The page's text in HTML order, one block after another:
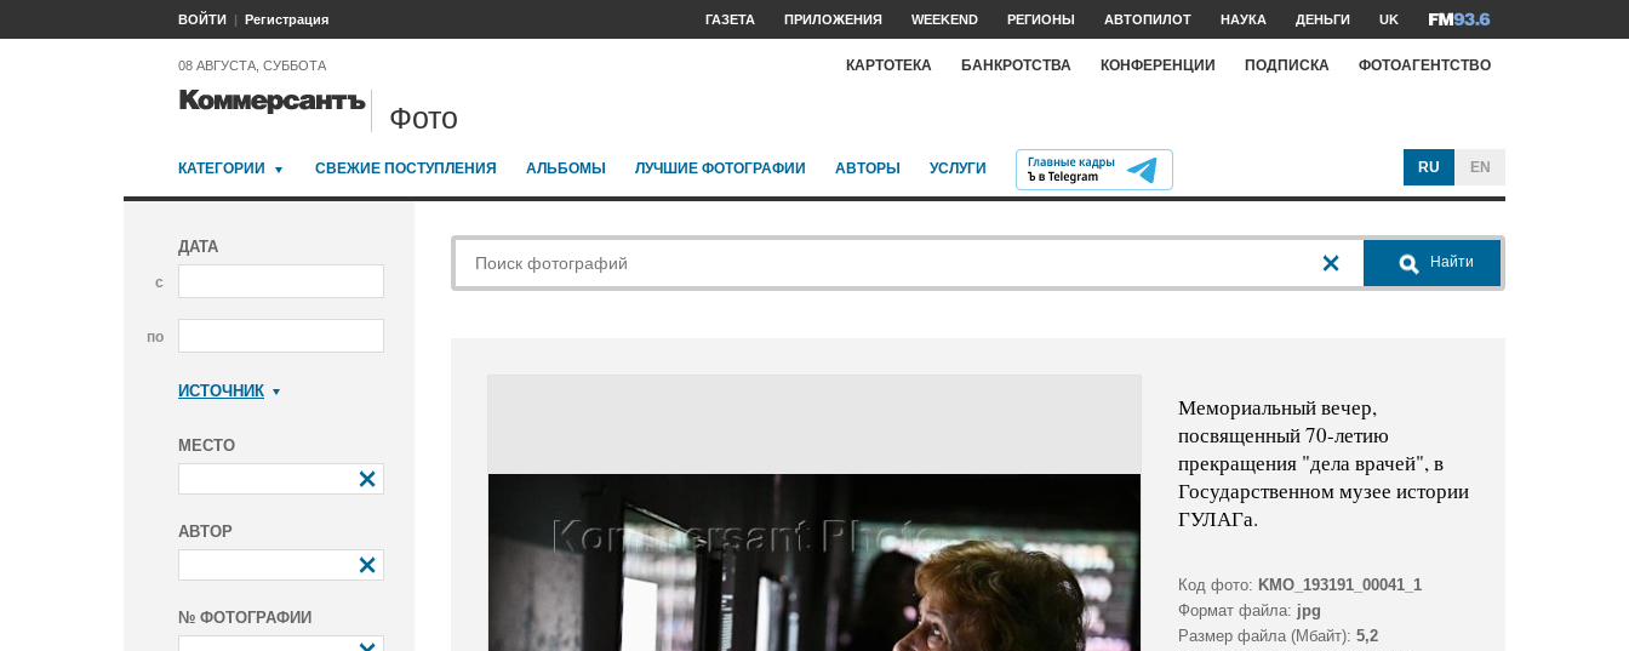
ВОЙТИ Регистрация ГАЗЕТА ПРИЛОЖЕНИЯ WEEKEND РЕГИОНЫ АВТОПИЛОТ НАУКА ДЕНЬГИ UK
08 АВГУСТА, СУББОТА КАРТОТЕКА БАНКРОТСТВА КОНФЕРЕНЦИИ ПОДПИСКА ФОТОАГЕНТСТВО
Фото
КАТЕГОРИИ СВЕЖИЕ ПОСТУПЛЕНИЯ АЛЬБОМЫ ЛУЧШИЕ ФОТОГРАФИИ АВТОРЫ УСЛУГИ RU EN
ДАТА
с
по
ИСТОЧНИК
МЕСТО
АВТОР
№ ФОТОГРАФИИ
Найти
Мемориальный вечер,
посвященный 70-летию
прекращения "дела врачей", в
Государственном музее истории
ГУЛАГа.
Код фото: KMO_193191_00041_1
Формат файла: jpg
Размер файла (Мбайт): 5,2